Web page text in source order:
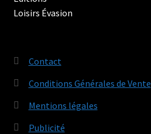
Contact
Conditions Générales de Vente
Mentions légales
Publicité